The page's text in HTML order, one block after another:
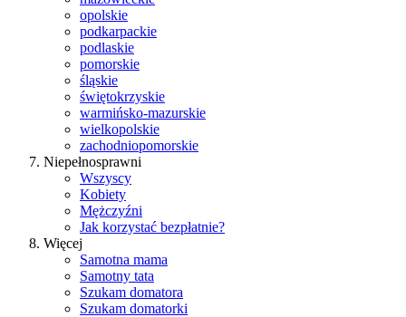
opolskie
podkarpackie
podlaskie
pomorskie
śląskie
świętokrzyskie
warmińsko-mazurskie
wielkopolskie
zachodniopomorskie
Niepełnosprawni
Wszyscy
Kobiety
Mężczyźni
Jak korzystać bezpłatnie?
Więcej
Samotna mama
Samotny tata
Szukam domatora
Szukam domatorki